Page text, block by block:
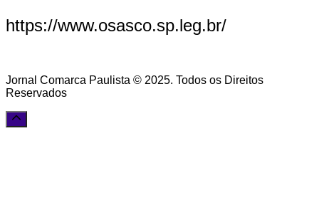
https://www.osasco.sp.leg.br/
Jornal Comarca Paulista © 2025. Todos os Direitos
Reservados